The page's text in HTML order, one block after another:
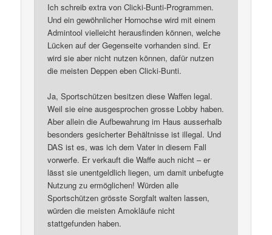
Ich schreib extra von Clicki-Bunti-Programmen.
Und ein gewöhnlicher Hornochse wird mit einem
Admintool vielleicht herausfinden können, welche
Lücken auf der Gegenseite vorhanden sind. Er
wird sie aber nicht nutzen können, dafür nutzen
die meisten Deppen eben Clicki-Bunti.
Ja, Sportschützen besitzen diese Waffen legal.
Weil sie eine ausgesprochen grosse Lobby haben.
Aber allein die Aufbewahrung im Haus ausserhalb
besonders gesicherter Behältnisse ist illegal. Und
DAS ist es, was ich dem Vater in diesem Fall
vorwerfe. Er verkauft die Waffe auch nicht – er
lässt sie unentgeldlich liegen, um damit unbefugte
Nutzung zu ermöglichen! Würden alle
Sportschützen grösste Sorgfalt walten lassen,
würden die meisten Amokläufe nicht
stattgefunden haben.